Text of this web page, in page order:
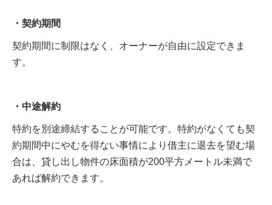
・契約期間
契約期間に制限はなく、オーナーが自由に設定できま
す。
・中途解約
特約を別途締結することが可能です。特約がなくても契
約期間中にやむを得ない事情により借主に退去を望む場
合は、貸し出し物件の床面積が200平方メートル未満で
あれば解約できます。